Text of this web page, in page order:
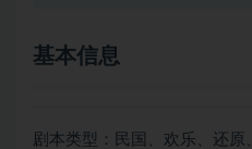
基本信息
剧本类型：民国、欢乐、还原